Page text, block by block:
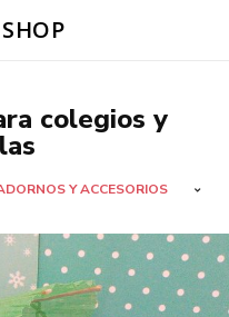
colegios y
Y ACCESORIOS